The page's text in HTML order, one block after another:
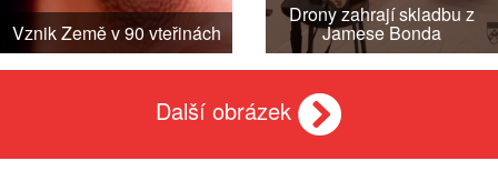
Vznik Země v 90 vteřinách
Drony zahrají skladbu z
Jamese Bonda
Další obrázek